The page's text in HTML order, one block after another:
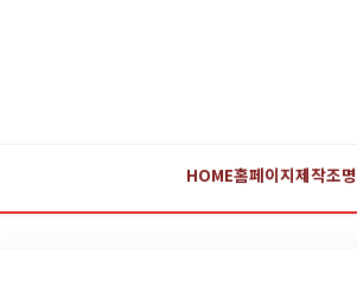
HOME홈페이지제작조명